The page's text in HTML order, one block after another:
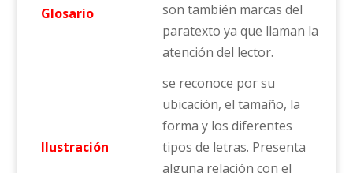
Glosario
son también marcas del
paratexto ya que llaman la
atención del lector.
Ilustración
se reconoce por su
ubicación, el tamaño, la
forma y los diferentes
tipos de letras. Presenta
alguna relación con el